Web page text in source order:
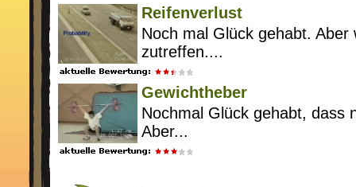
Reifenverlust
Noch mal Glück gehabt. Aber
zutreffen....
Gewichtheber
Nochmal Glück gehabt, dass
Aber...